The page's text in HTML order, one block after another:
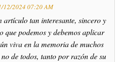
12/2024 07:20 AM
artículo tan interesante, sincero y
que podemos y debemos aplicar
viva en la memoria de muchos
de todos, tanto por razón de su